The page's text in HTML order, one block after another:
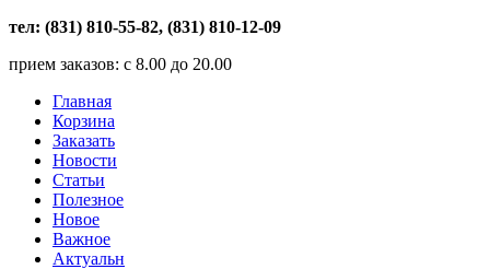
тел: (831) 810-55-82, (831) 810-12-09
прием заказов: с 8.00 до 20.00
Главная
Корзина
Заказать
Новости
Статьи
Полезное
Новое
Важное
Актуальн